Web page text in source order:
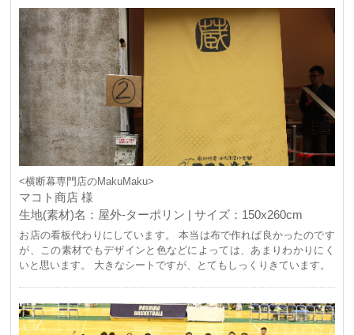
<横断幕専門店のMakuMaku>
マコト商店 様
生地(素材)名：屋外-ターポリン | サイズ：150x260cm
お店の看板代わりにしています。 本当は布で作れば良かったのです
が、この素材でもデザインと色などによっては、あまりわかりにく
いと思います。 大きなシートですが、とてもしっくりきています。